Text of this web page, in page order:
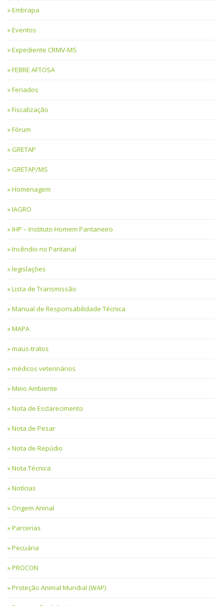
Embrapa
Eventos
Expediente CRMV-MS
FEBRE AFTOSA
Feriados
Fiscalização
Fórum
GRETAP
GRETAP/MS
Homenagem
IAGRO
IHP – Instituto Homem Pantaneiro
Incêndio no Pantanal
legislações
Lista de Transmissão
Manual de Responsabilidade Técnica
MAPA
maus-tratos
médicos veterinários
Meio Ambiente
Nota de Esclarecimento
Nota de Pesar
Nota de Repúdio
Nota Técnica
Notícias
Origem Aninal
Parcerias
Pecuária
PROCON
Proteção Animal Mundial (WAP)